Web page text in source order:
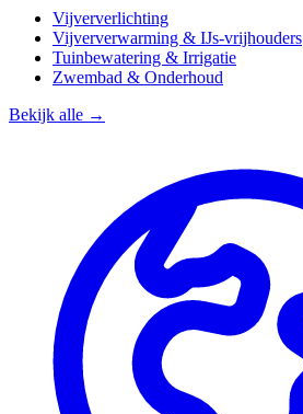
Vijververlichting
Vijververwarming & IJs-vrijhouders
Tuinbewatering & Irrigatie
Zwembad & Onderhoud
Bekijk alle →